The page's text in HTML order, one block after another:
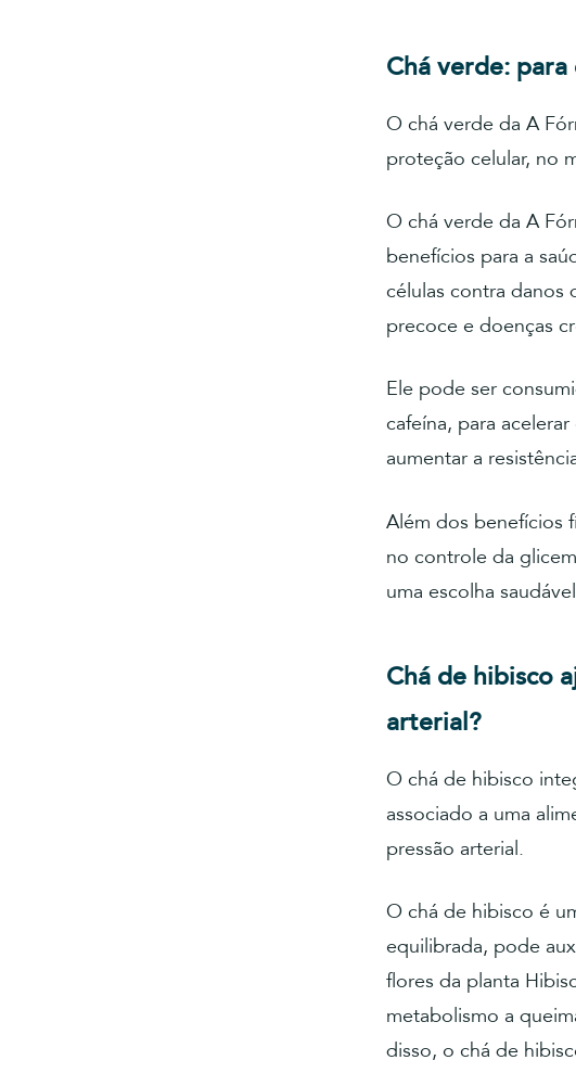
Chá verde: para
O chá verde da A
proteção celular, no
O chá verde da A
benefícios para a
células contra danos
precoce e doenças
Ele pode ser
cafeína, para
aumentar a
Além dos benefícios
no controle da
uma escolha
Chá de hibisco
arterial?
O chá de hibisco
associado a uma
pressão arterial.
O chá de hibisco é
equilibrada, pode
flores da planta
metabolismo a
disso, o chá de